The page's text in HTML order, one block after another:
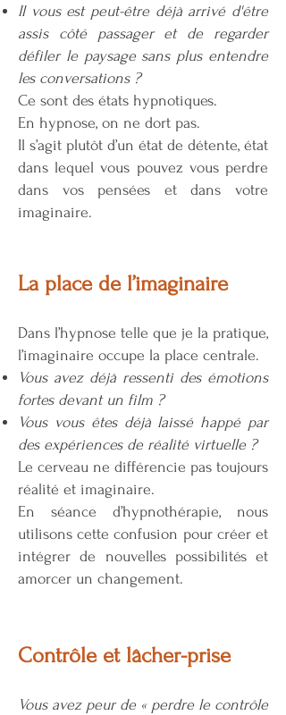
Il vous est peut-être déjà arrivé d'être
assis côté passager et de regarder
défiler le paysage sans plus entendre
les conversations ?
Ce sont des états hypnotiques.
En hypnose, on ne dort pas.
Il s’agit plutôt d’un état de détente, état
dans lequel vous pouvez vous perdre
dans vos pensées et dans votre
imaginaire.
La place de l’imaginaire
Dans l’hypnose telle que je la pratique,
l’imaginaire occupe la place centrale.
Vous avez déjà ressenti des émotions
fortes devant un film ?
Vous vous êtes déjà laissé happé par
des expériences de réalité virtuelle ?
Le cerveau ne différencie pas toujours
réalité et imaginaire.
En séance d’hypnothérapie, nous
utilisons cette confusion pour créer et
intégrer de nouvelles possibilités et
amorcer un changement.
Contrôle et lâcher-prise
Vous avez peur de « perdre le contrôle